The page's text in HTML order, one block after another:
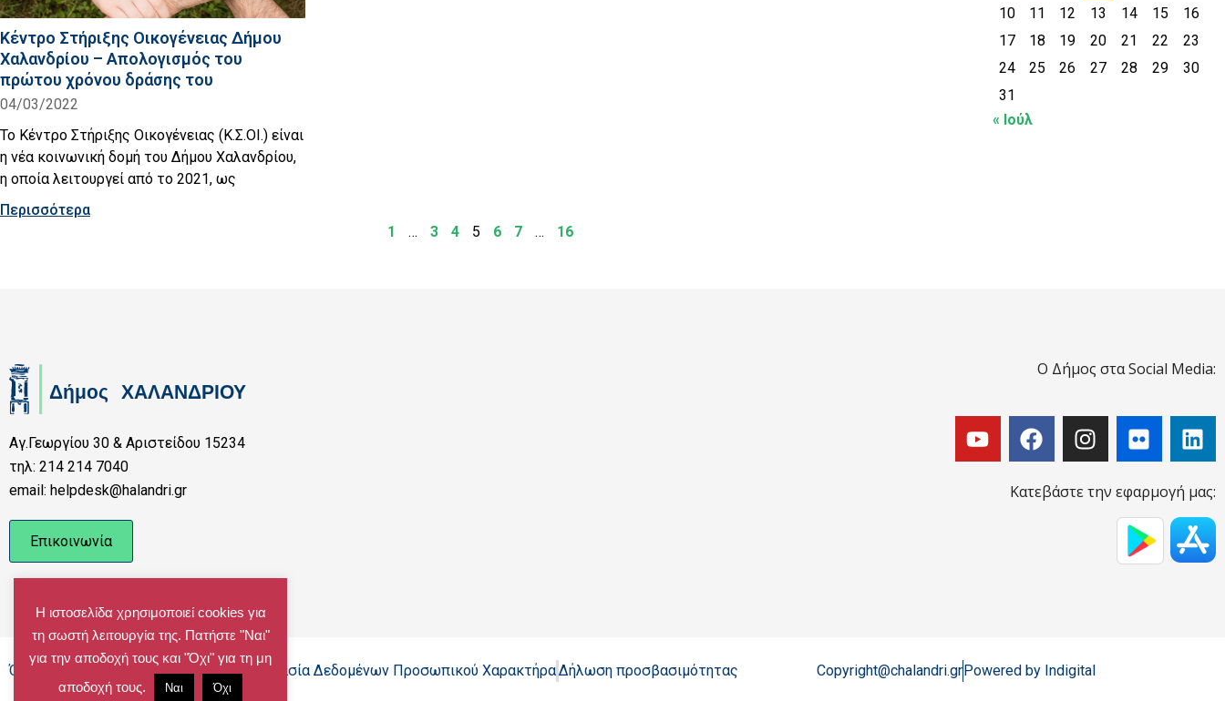
Κέντρο Στήριξης Οικογένειας Δήμου
Χαλανδρίου – Απολογισμός του
πρώτου χρόνου δράσης του
04/03/2022
Το Κέντρο Στήριξης Οικογένειας (Κ.Σ.ΟΙ.) είναι
η νέα κοινωνική δομή του Δήμου Χαλανδρίου,
η οποία λειτουργεί από το 2021, ως
Περισσότερα
1
… 3 4 5 6 7 … 16
10
11 12 13 14 15
16
17
18 19 20 21 22
23
24
25 26 27 28 29
30
31
« Ιούλ
Αγ.Γεωργίου 30 & Αριστείδου 15234
τηλ: 214 214 7040
email: helpdesk@halandri.gr
Επικοινωνία
Ο Δήμος στα Social Media:
Κατεβάστε την εφαρμογή μας:
Όροι Χρήσης - Πολιτική Cookies - Προστασία Δεδομένων Προσωπικού ΧαρακτήραΔήλωση προσβασιμότητας Copyright@chalandri.grPowered by Indigital
Η ιστοσελίδα χρησιμοποιεί cookies για
τη σωστή λειτουργία της. Πατήστε "Ναι"
για την αποδοχή τους και "Όχι" για τη μη
αποδοχή τους.
Ναι Όχι